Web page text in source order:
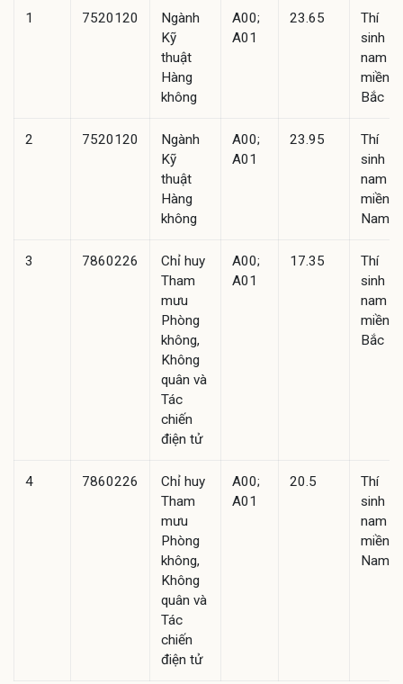
1 7520120
Ngành
Kỹ
thuật
Hàng
không
A00;
A01
23.65
Thí
sinh
nam
miền
Bắc
2 7520120
Ngành
Kỹ
thuật
Hàng
không
A00;
A01
23.95
Thí
sinh
nam
miền
Nam
3 7860226
Chỉ huy
Tham
mưu
Phòng
không,
Không
quân và
Tác
chiến
điện tử
A00;
A01
17.35
Thí
sinh
nam
miền
Bắc
4 7860226
Chỉ huy
Tham
mưu
Phòng
không,
Không
quân và
Tác
chiến
điện tử
A00;
A01
20.5
Thí
sinh
nam
miền
Nam